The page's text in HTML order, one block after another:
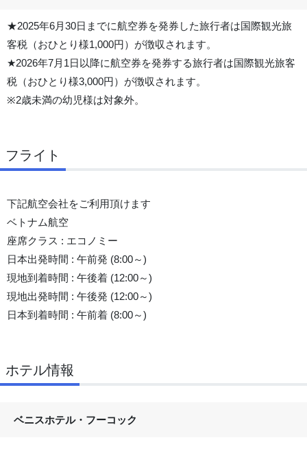
★2025年6月30日までに航空券を発券した旅行者は国際観光旅
客税（おひとり様1,000円）が徴収されます。
★2026年7月1日以降に航空券を発券する旅行者は国際観光旅客
税（おひとり様3,000円）が徴収されます。
※2歳未満の幼児様は対象外。
フライト
下記航空会社をご利用頂けます
ベトナム航空
座席クラス : エコノミー
日本出発時間 : 午前発 (8:00～)
現地到着時間 : 午後着 (12:00～)
現地出発時間 : 午後発 (12:00～)
日本到着時間 : 午前着 (8:00～)
ホテル情報
ベニスホテル・フーコック